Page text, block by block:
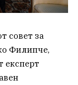
совет за
Филипче,
експерт